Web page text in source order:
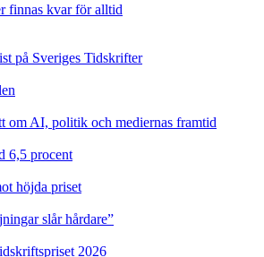
finnas kvar för alltid
på Sveriges Tidskrifter
om AI, politik och mediernas framtid
6,5 procent
höjda priset
slår hårdare”
2026